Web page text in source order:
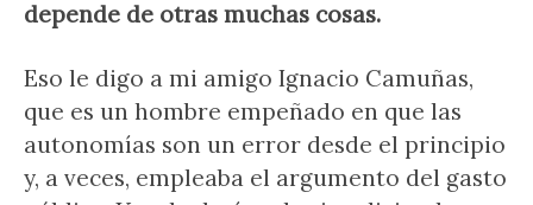
depende de otras muchas cosas.
Eso le digo a mi amigo Ignacio Camuñas,
que es un hombre empeñado en que las
autonomías son un error desde el principio
y, a veces, empleaba el argumento del gasto